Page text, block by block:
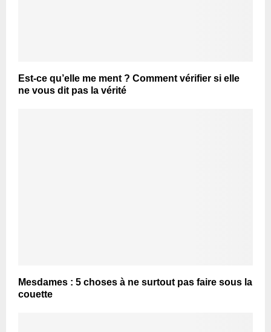
Est-ce qu’elle me ment ? Comment vérifier si elle
ne vous dit pas la vérité
Mesdames : 5 choses à ne surtout pas faire sous la
couette